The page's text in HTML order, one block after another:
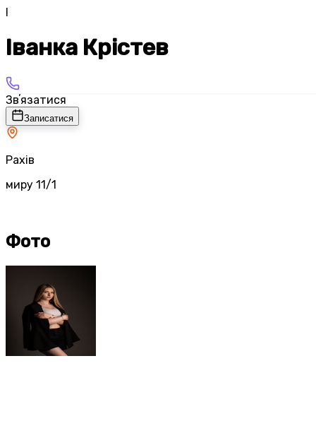
І
Іванка Крістев
Звʼязатися
Записатися
Рахів
миру 11/1
Фото